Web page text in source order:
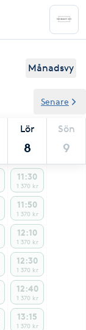
Månadsvy
Lör
8
Sön
9
Senare
11:30
1 370 kr
11:50
1 370 kr
12:10
1 370 kr
12:30
1 370 kr
12:40
1 370 kr
13:15
1 370 kr